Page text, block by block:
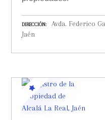
DIRECCIÓN
Avda. Federico
Jaén